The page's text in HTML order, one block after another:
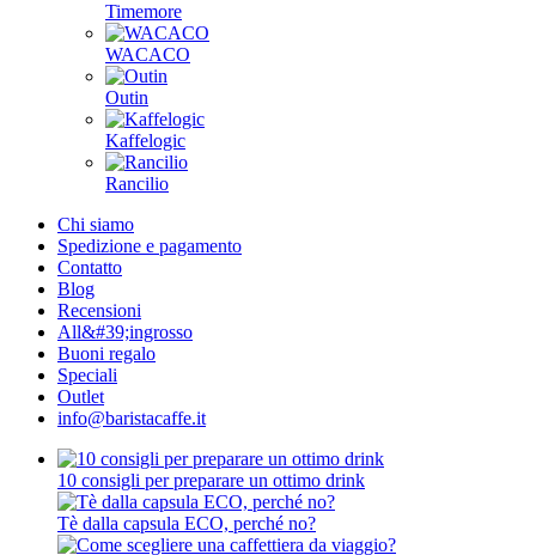
Timemore
WACACO
Outin
Kaffelogic
Rancilio
Chi siamo
Spedizione e pagamento
Contatto
Blog
Recensioni
All&#39;ingrosso
Buoni regalo
Speciali
Outlet
info@baristacaffe.it
10 consigli per preparare un ottimo drink
Tè dalla capsula ECO, perché no?